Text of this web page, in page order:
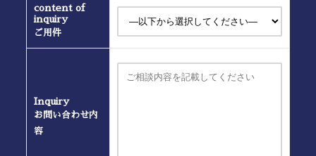
content of
inquiry
ご用件
Inquiry
お問い合わせ内
容